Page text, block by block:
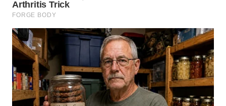
WN
SIMALUNGUN
WN
LABUHANBATU
WN
TAPANULI
TENGAH